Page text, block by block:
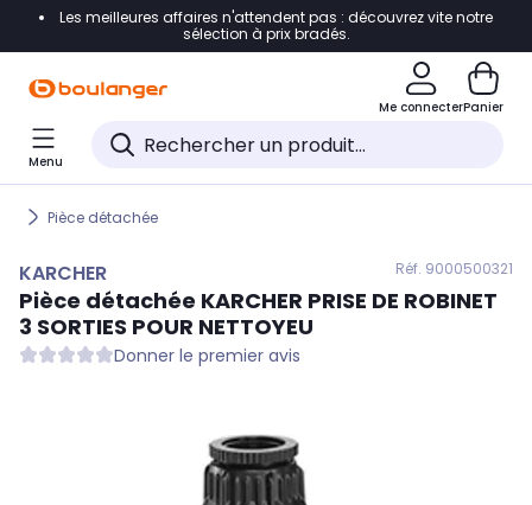
Accéder directement à la navigation
Accéder directement au pied de page
Accéder directement au chatbot
Les meilleures affaires n'attendent pas : découvrez vite notre
sélection à prix bradés.
Me connecterPanier
Menu
Pièce détachée
KARCHER Réf. 9000500321
Pièce détachée KARCHER PRISE DE ROBINET
3 SORTIES POUR NETTOYEU
Donner le premier avis